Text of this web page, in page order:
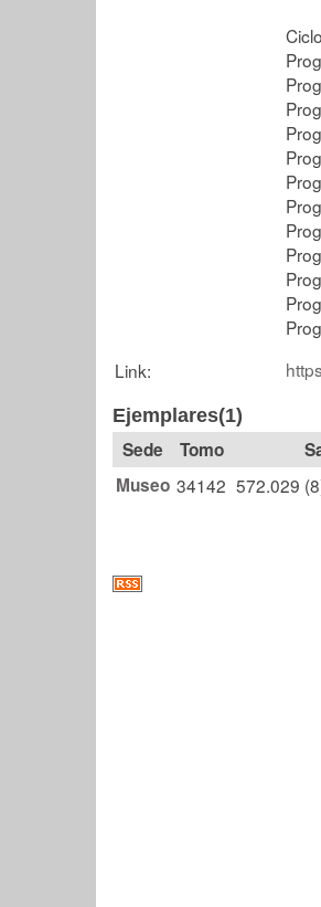
Link:
Ejemplares(1)
Tomo
Museo 34142 572.029